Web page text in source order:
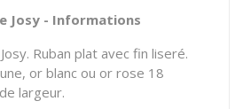
Josy - Informations
Ruban plat avec fin liseré.
or blanc ou or rose 18
largeur.